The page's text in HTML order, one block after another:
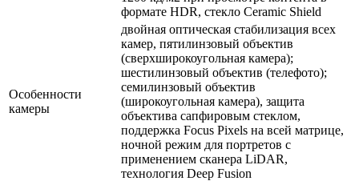
формате HDR, стекло Ceramic Shield
Особенности
камеры
двойная оптическая стабилизация всех
камер, пятилинзовый объектив
(сверхширокоугольная камера);
шестилинзовый объектив (телефото);
семилинзовый объектив
(широкоугольная камера), защита
объектива сапфировым стеклом,
поддержка Focus Pixels на всей матрице,
ночной режим для портретов с
применением сканера LiDAR,
технология Deep Fusion